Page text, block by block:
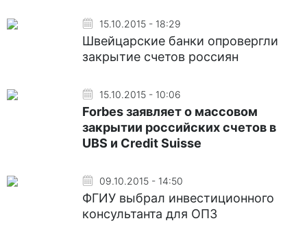
15.10.2015 - 18:29
Швейцарские банки опровергли
закрытие счетов россиян
15.10.2015 - 10:06
Forbes заявляет о массовом
закрытии российских счетов в
UBS и Сredit Suisse
09.10.2015 - 14:50
ФГИУ выбрал инвестиционного
консультанта для ОПЗ